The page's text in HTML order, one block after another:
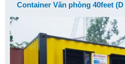
Container Văn phòng 40feet (D